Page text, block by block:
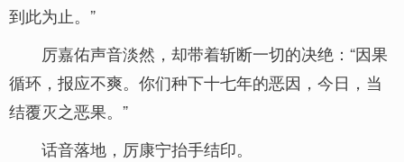
到此为止。”
厉嘉佑声音淡然，却带着斩断一切的决绝：“因果
循环，报应不爽。你们种下十七年的恶因，今日，当
结覆灭之恶果。”
话音落地，厉康宁抬手结印。